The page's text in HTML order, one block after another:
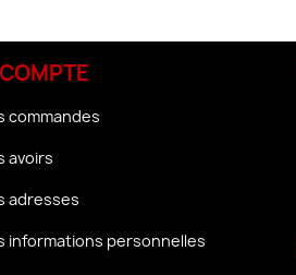
commandes
avoirs
adresses
informations personnelles